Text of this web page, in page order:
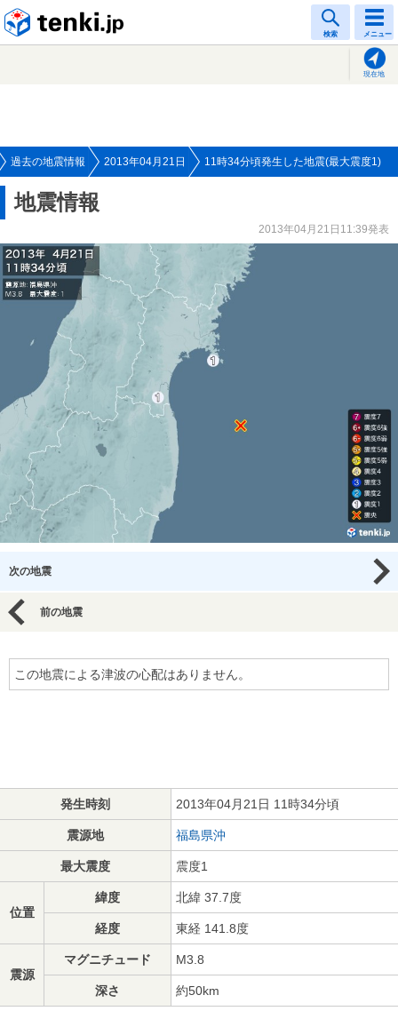
検索 メニュー
現在地
過去の地震情報 2013年04月21日 11時34分頃発生した地震(最大震度1)
地震情報
2013年04月21日11:39発表
次の地震
前の地震
この地震による津波の心配はありません。
発生時刻 2013年04月21日 11時34分頃
震源地 福島県沖
最大震度 震度1
位置
緯度 北緯 37.7度
経度 東経 141.8度
震源
マグニチュード M3.8
深さ 約50km